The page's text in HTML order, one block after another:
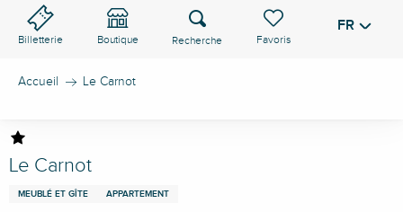
Billetterie Boutique
Voir les favoris
Recherche FR
Accueil Le Carnot
Le Carnot
MEUBLÉ ET GÎTE APPARTEMENT